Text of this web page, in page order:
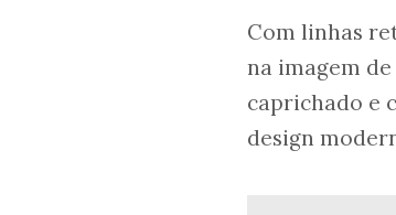
Com linhas
na imagem
caprichado e
design